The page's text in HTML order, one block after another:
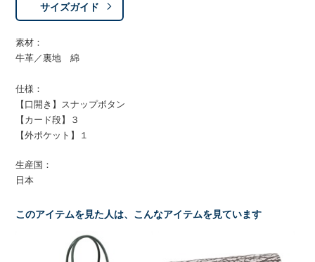
サイズガイド
素材：
牛革／裏地 綿
仕様：
【口開き】スナップボタン
【カード段】３
【外ポケット】１
生産国：
日本
このアイテムを見た人は、こんなアイテムを見ています